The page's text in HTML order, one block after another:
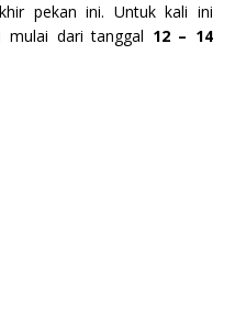
pekan ini. Untuk kali ini
mulai dari tanggal 12 – 14